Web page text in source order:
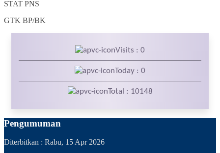
STAT PNS
GTK BP/BK
Visits : 0
Today : 0
Total : 10148
Pengumuman
Diterbitkan : Rabu, 15 Apr 2026